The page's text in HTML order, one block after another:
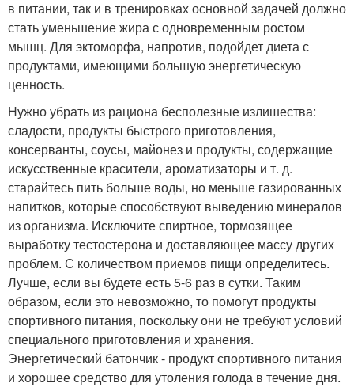
в питании, так и в тренировках основной задачей должно
стать уменьшение жира с одновременным ростом
мышц. Для эктоморфа, напротив, подойдет диета с
продуктами, имеющими большую энергетическую
ценность.
Нужно убрать из рациона бесполезные излишества:
сладости, продукты быстрого приготовления,
консерванты, соусы, майонез и продукты, содержащие
искусственные красители, ароматизаторы и т. д.
старайтесь пить больше воды, но меньше газированных
напитков, которые способствуют выведению минералов
из организма. Исключите спиртное, тормозящее
выработку тестостерона и доставляющее массу других
проблем. С количеством приемов пищи определитесь.
Лучше, если вы будете есть 5-6 раз в сутки. Таким
образом, если это невозможно, то помогут продукты
спортивного питания, поскольку они не требуют условий
специального приготовления и хранения.
Энергетический батончик - продукт спортивного питания
и хорошее средство для утоления голода в течение дня.